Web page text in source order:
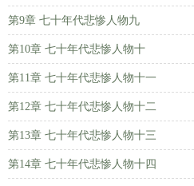
第9章 七十年代悲惨人物九
第10章 七十年代悲惨人物十
第11章 七十年代悲惨人物十一
第12章 七十年代悲惨人物十二
第13章 七十年代悲惨人物十三
第14章 七十年代悲惨人物十四